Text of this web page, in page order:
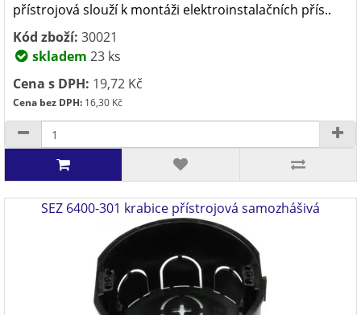
přístrojová slouží k montáži elektroinstalačních přís..
Kód zboží: 30021
skladem 23 ks
Cena s DPH: 19,72 Kč
Cena bez DPH: 16,30 Kč
SEZ 6400-301 krabice přístrojová samozhášivá